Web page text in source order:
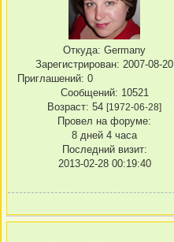
Откуда: Germany
Зарегистрирован: 2007-08-20
Приглашений: 0
Сообщений: 10521
Возраст: 54 [1972-06-28]
Провел на форуме:
8 дней 4 часа
Последний визит:
2013-02-28 00:19:40